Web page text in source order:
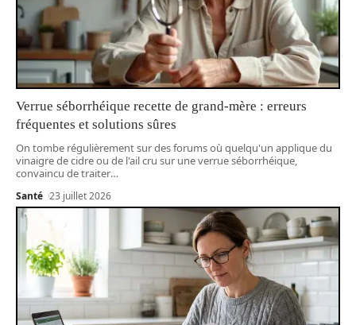
Verrue séborrhéique recette de grand-mère : erreurs
fréquentes et solutions sûres
On tombe régulièrement sur des forums où quelqu'un applique du
vinaigre de cidre ou de l'ail cru sur une verrue séborrhéique,
convaincu de traiter…
Santé 23 juillet 2026